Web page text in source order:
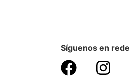
Síguenos en